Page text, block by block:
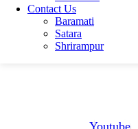
Contact Us
Baramati
Satara
Shrirampur
S RESUME - (1)